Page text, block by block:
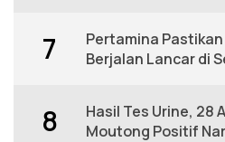
7
Pertamina
Berjalan Lancar di
8
Hasil Tes Urine, 28
Moutong Positif